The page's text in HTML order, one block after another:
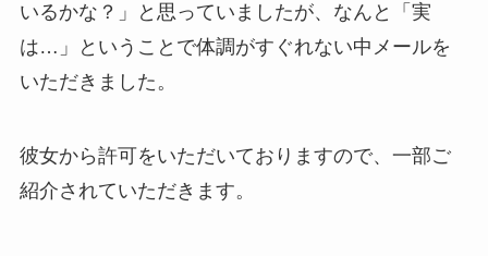
いるかな？」と思っていましたが、なんと「実
は…」ということで体調がすぐれない中メールを
いただきました。
彼女から許可をいただいておりますので、一部ご
紹介されていただきます。